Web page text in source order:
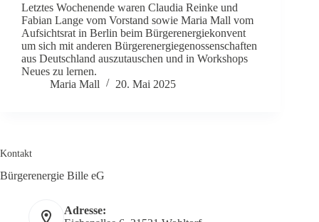
Letztes Wochenende waren Claudia Reinke und
Fabian Lange vom Vorstand sowie Maria Mall vom
Aufsichtsrat in Berlin beim Bürgerenergiekonvent
um sich mit anderen Bürgerenergiegenossenschaften
aus Deutschland auszutauschen und in Workshops
Neues zu lernen.
Maria Mall
20. Mai 2025
Kontakt
Bürgerenergie Bille eG
Adresse: